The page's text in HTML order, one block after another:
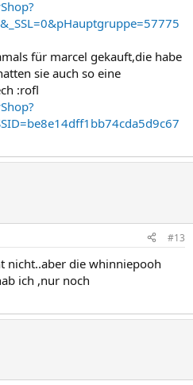
für marcel gekauft,die habe
sie auch so eine
:rofl
#13
nicht..aber die whinniepooh
ich ,nur noch